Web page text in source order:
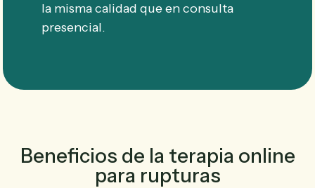
la misma calidad que en consulta
presencial.
Beneficios de la terapia online
para rupturas